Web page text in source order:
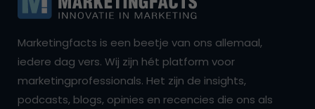
Marketingfacts is een beetje van ons allemaal,
iedere dag vers. Wij zijn hét platform voor
marketingprofessionals. Het zijn de insights,
podcasts, blogs, opinies en recencies die ons als